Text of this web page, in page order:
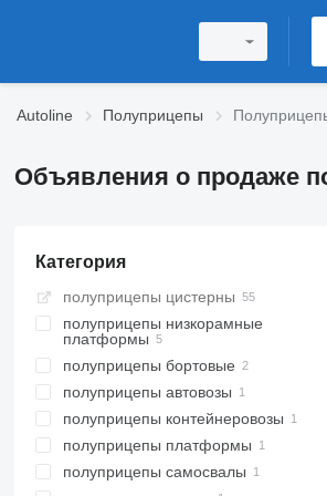
Autoline Полуприцепы
Объявления о продаже
Категория
полуприцепы цистерны
полуприцепы низкорамные
платформы
полуприцепы бортовые
полуприцепы автовозы
полуприцепы контейнеровозы
полуприцепы платформы
полуприцепы самосвалы